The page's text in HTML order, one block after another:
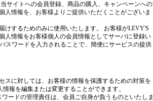
サイトへの会員登録、商品の購入、キャンペーンへの
情報を、お客様よりご提供いただくことがございま
けするためのみに使用いたします。 お客様がLEVY'S
人情報をお客様個人の会員情報としてサーバに登録い
スワードを入力されることで、簡便にサービスの提供
スに対しては、お客様の情報を保護するための対策を
報を編集または変更することができます。
ードの管理責任は、会員ご自身が負うものといたしま